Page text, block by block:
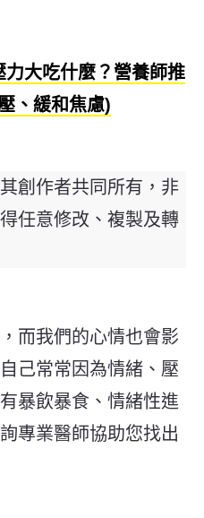
大吃什麼？營養師推
、緩和焦慮)
創作者共同所有，非
任意修改、複製及轉
而我們的心情也會影
己常常因為情緒、壓
暴飲暴食、情緒性進
專業醫師協助您找出